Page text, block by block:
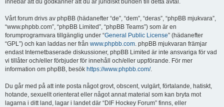
innebär att du godkänner att du är juridiskt bunden till detta avtal.
Vårt forum drivs av phpBB (hädanefter “de”, “dem”, “deras”, “phpBB mjukvara”,
“www.phpbb.com”, “phpBB Limited”, “phpBB Teams”) som är en
forumprogramvara tillgänglig under “General Public License” (hädanefter
“GPL”) och kan laddas ner från www.phpbb.com. phpBB mjukvaran främjar
endast Internetbaserade diskussioner, phpBB Limited är inte ansvariga för vad
vi tillåter och/eller förbjuder för innehåll och/eller uppförande. För mer
information om phpBB, besök https://www.phpbb.com/.
Du går med på att inte posta något grovt, obscent, vulgärt, förtalande, hatiskt,
hotande, sexuellt orienterat eller något annat material som kan bryta mot
lagarna i ditt land, lagar i landet där “DIF Hockey Forum” finns, eller